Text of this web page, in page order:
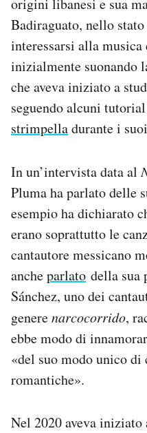
origini libanesi e sua
Badiraguato, nello
interessarsi alla musica
inizialmente suonando
che aveva iniziato a
seguendo alcuni
strimpelladurante i
In un’intervista data al
Pluma ha parlato delle
esempio ha dichiarato
erano soprattutto le
cantautore messicano
ancheparlato della sua
Sánchez, uno dei
generenarcocorrido,
ebbe modo di
«del suo modo unico di
romantiche».
Nel 2020 aveva